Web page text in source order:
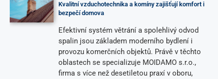
Kvalitní vzduchotechnika a komíny zajišťují komfort i
bezpečí domova
Efektivní systém větrání a spolehlivý odvod
spalin jsou základem moderního bydlení i
provozu komerčních objektů. Právě v těchto
oblastech se specializuje MOIDAMO s.r.o.,
firma s více než desetiletou praxí v oboru,